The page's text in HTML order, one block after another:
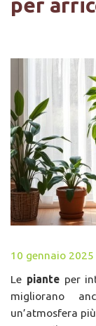
per
10 gennaio 2025
Le pianteper
migliorano
un’atmosfera